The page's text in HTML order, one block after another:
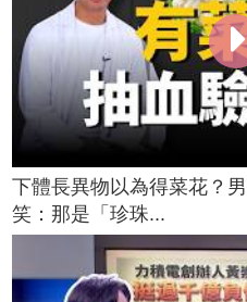
下體長異物以為得菜花？
笑：那是「珍珠...